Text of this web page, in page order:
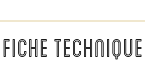
FICHE TECHNIQUE